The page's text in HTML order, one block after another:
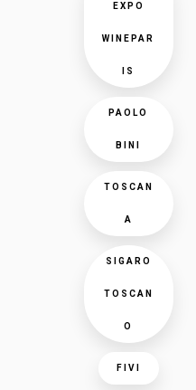
EXPO
WINEPAR
IS
PAOLO
BINI
TOSCAN
A
SIGARO
TOSCAN
O
FIVI